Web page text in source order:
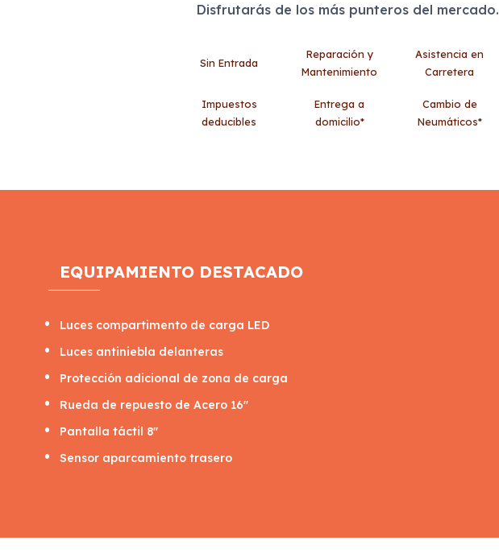
Disfrutarás de los más punteros del mercado.
Sin Entrada
Reparación y
Mantenimiento
Asistencia en
Carretera
Impuestos
deducibles
Entrega a
domicilio*
Cambio de
Neumáticos*
EQUIPAMIENTO DESTACADO
Luces compartimento de carga LED
Luces antiniebla delanteras
Protección adicional de zona de carga
Rueda de repuesto de Acero 16"
Pantalla táctil 8"
Sensor aparcamiento trasero